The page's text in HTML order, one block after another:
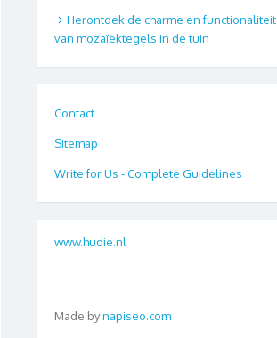
Herontdek de charme en functionaliteit
van mozaïektegels in de tuin
Contact
Sitemap
Write for Us - Complete Guidelines
www.hudie.nl
Made bynapiseo.com